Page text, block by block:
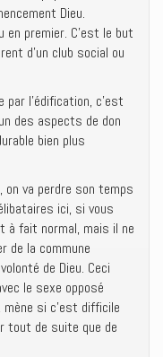
Dieu.
en premier. C’est le but
d’un club social ou
par l’édification, c’est
des aspects de don
bien plus
on va perdre son temps
ici, si vous
à fait normal, mais il ne
de la commune
de Dieu. Ceci
le sexe opposé
si c’est difficile
tout de suite que de